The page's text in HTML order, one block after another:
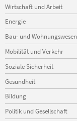
Wirtschaft und Arbeit
Energie
Bau- und Wohnungswesen
Mobilität und Verkehr
Soziale Sicherheit
Gesundheit
Bildung
Politik und Gesellschaft